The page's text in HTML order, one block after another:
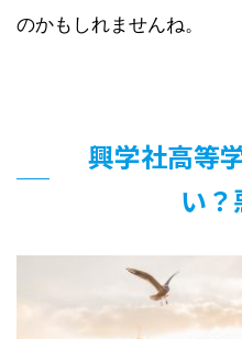
のかもしれませんね。
興学社高等
い？